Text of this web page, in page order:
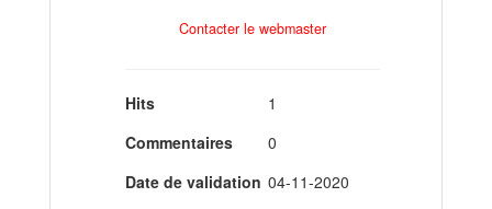
Contacter le webmaster
Hits
1
Commentaires
0
Date de validation 04-11-2020